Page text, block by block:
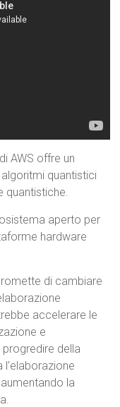
AWS offre un
quantistici
quantistiche.
aperto per
hardware
di cambiare
accelerare le
e
della
la